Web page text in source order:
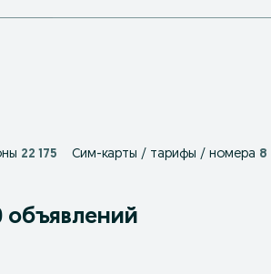
22 175 Сим-карты / тарифы / номера 8
объявлений